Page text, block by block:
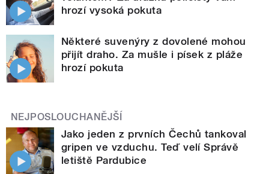
hrozí vysoká pokuta
Některé suvenýry z dovolené mohou
přijít draho. Za mušle i písek z pláže
hrozí pokuta
NEJPOSLOUCHANĚJŠÍ
Jako jeden z prvních Čechů tankoval
gripen ve vzduchu. Teď velí Správě
letiště Pardubice